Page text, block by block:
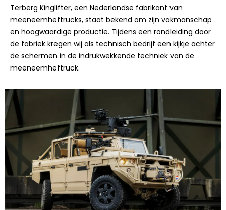
Terberg Kinglifter, een Nederlandse fabrikant van
meeneemheftrucks, staat bekend om zijn vakmanschap
en hoogwaardige productie. Tijdens een rondleiding door
de fabriek kregen wij als technisch bedrijf een kijkje achter
de schermen in de indrukwekkende techniek van de
meeneemheftruck.